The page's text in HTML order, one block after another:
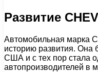
Развитие
Автомобильная марка
историю развития. Она
США и с тех пор стала
автопроизводителей в